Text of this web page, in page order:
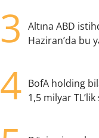
3
Altına ABD
Haziran’da bu
4 BofA holding
1,5 milyar TL’lik